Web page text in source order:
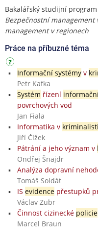
Bakalářský studijní
Bezpečnostní
management v regionech
Práce na příbuzné téma
Informační systémyv
Petr Kafka
Systém řízení
povrchových vod
Jan Fiala
Informatika v
Jiří Čížek
Pátrání a jeho význam v
Ondřej Šnajdr
Analýza dopravní
Tomáš Soldát
IS evidencepřestupků
Václav Zubr
Činnost cizinecké policie
Marcel Braun